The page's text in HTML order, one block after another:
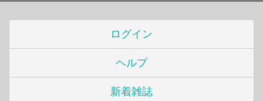
ログイン
ヘルプ
新着雑誌